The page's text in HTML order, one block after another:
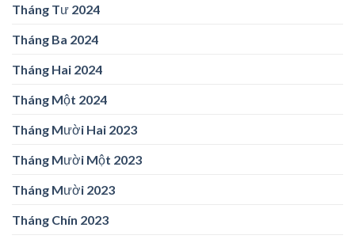
Tháng Tư 2024
Tháng Ba 2024
Tháng Hai 2024
Tháng Một 2024
Tháng Mười Hai 2023
Tháng Mười Một 2023
Tháng Mười 2023
Tháng Chín 2023